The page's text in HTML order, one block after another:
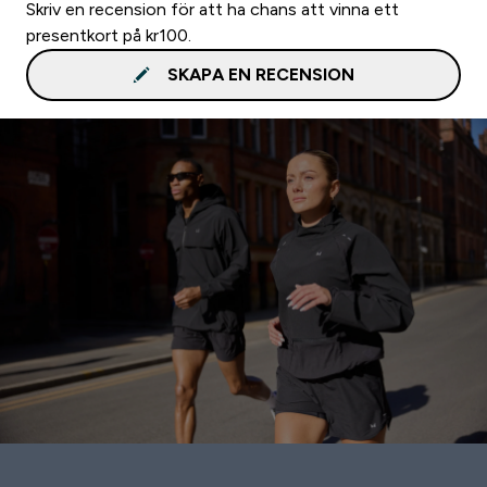
Skriv en recension för att ha chans att vinna ett
presentkort på kr100.
SKAPA EN RECENSION